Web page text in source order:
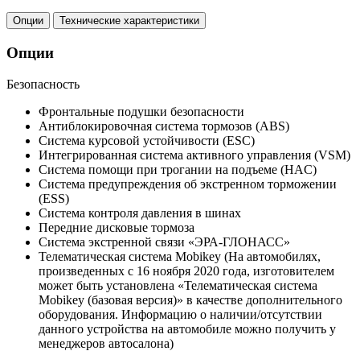
Опции Технические характеристики
Опции
Безопасность
Фронтальные подушки безопасности
Антиблокировочная система тормозов (ABS)
Система курсовой устойчивости (ESC)
Интегрированная система активного управления (VSM)
Система помощи при трогании на подъеме (HAC)
Система предупреждения об экстренном торможении
(ESS)
Система контроля давления в шинах
Передние дисковые тормоза
Система экстренной связи «ЭРА-ГЛОНАСС»
Телематическая система Mobikey (На автомобилях,
произведенных с 16 ноября 2020 года, изготовителем
может быть установлена «Телематическая система
Mobikey (базовая версия)» в качестве дополнительного
оборудования. Информацию о наличии/отсутствии
данного устройства на автомобиле можно получить у
менеджеров автосалона)